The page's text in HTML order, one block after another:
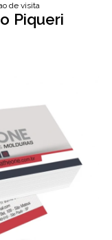
de beleza
de visita advogado piqueri
Piqueri